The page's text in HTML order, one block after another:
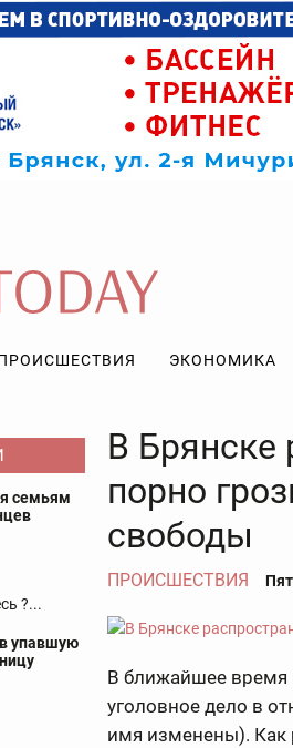
ЭКОНОМИКА
семьям
?...
упавшую
В Брянске
порно
свободы
ПРОИСШЕСТВИЯ
В ближайшее время
уголовное дело в
имя изменены). Как